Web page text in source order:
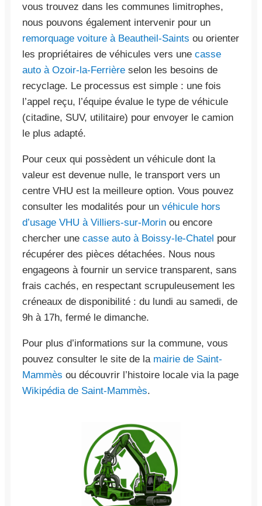
vous trouvez dans les communes limitrophes,
nous pouvons également intervenir pour un
remorquage voiture à Beautheil-Saints ou orienter
les propriétaires de véhicules vers une casse
auto à Ozoir-la-Ferrière selon les besoins de
recyclage. Le processus est simple : une fois
l’appel reçu, l’équipe évalue le type de véhicule
(citadine, SUV, utilitaire) pour envoyer le camion
le plus adapté.
Pour ceux qui possèdent un véhicule dont la
valeur est devenue nulle, le transport vers un
centre VHU est la meilleure option. Vous pouvez
consulter les modalités pour un véhicule hors
d’usage VHU à Villiers-sur-Morin ou encore
chercher une casse auto à Boissy-le-Chatel pour
récupérer des pièces détachées. Nous nous
engageons à fournir un service transparent, sans
frais cachés, en respectant scrupuleusement les
créneaux de disponibilité : du lundi au samedi, de
9h à 17h, fermé le dimanche.
Pour plus d’informations sur la commune, vous
pouvez consulter le site de la mairie de Saint-
Mammès ou découvrir l’histoire locale via la page
Wikipédia de Saint-Mammès.